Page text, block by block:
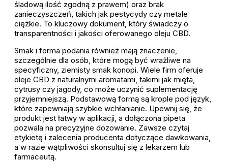
śladową ilość zgodną z prawem) oraz brak
zanieczyszczeń, takich jak pestycydy czy metale
ciężkie. To kluczowy dokument, który świadczy o
transparentności i jakości oferowanego oleju CBD.
Smak i forma podania również mają znaczenie,
szczególnie dla osób, które mogą być wrażliwe na
specyficzny, ziemisty smak konopi. Wiele firm oferuje
oleje CBD z naturalnymi aromatami, takimi jak mięta,
cytrusy czy jagody, co może uczynić suplementację
przyjemniejszą. Podstawową formą są krople pod język,
które zapewniają szybkie wchłanianie. Upewnij się, że
produkt jest łatwy w aplikacji, a dołączona pipeta
pozwala na precyzyjne dozowanie. Zawsze czytaj
etykietę i zalecenia producenta dotyczące dawkowania,
a w razie wątpliwości skonsultuj się z lekarzem lub
farmaceutą.